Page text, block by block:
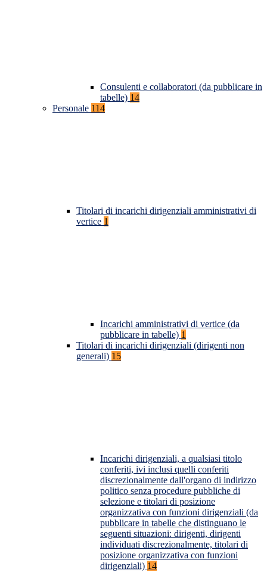
Consulenti e collaboratori (da pubblicare in
tabelle) 14
Personale 114
Titolari di incarichi dirigenziali amministrativi di
vertice 1
Incarichi amministrativi di vertice (da
pubblicare in tabelle) 1
Titolari di incarichi dirigenziali (dirigenti non
generali) 15
Incarichi dirigenziali, a qualsiasi titolo
conferiti, ivi inclusi quelli conferiti
discrezionalmente dall'organo di indirizzo
politico senza procedure pubbliche di
selezione e titolari di posizione
organizzativa con funzioni dirigenziali (da
pubblicare in tabelle che distinguano le
seguenti situazioni: dirigenti, dirigenti
individuati discrezionalmente, titolari di
posizione organizzativa con funzioni
dirigenziali) 14